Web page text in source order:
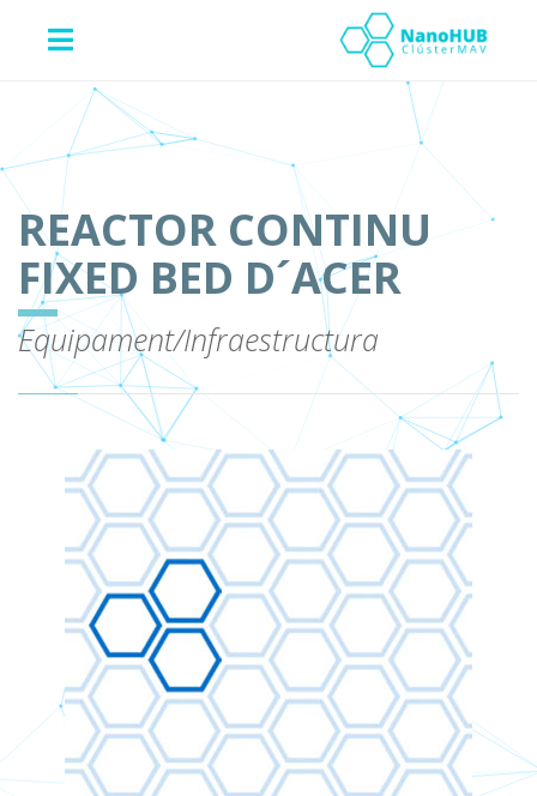
REACTOR CONTINU
FIXED BED D´ACER
Equipament/Infraestructura